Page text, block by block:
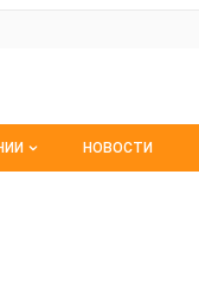
fruitinfo.ru
fruitinfo.ruНОВОСТИ
цены